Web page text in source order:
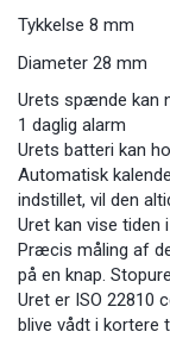
Tykkelse 8 mm
Diameter 28 mm
Urets spænde kan
1 daglig alarm
Urets batteri kan
Automatisk
indstillet, vil den
Uret kan vise
Præcis måling af
på en knap.
Uret er ISO 22810
blive vådt i kortere